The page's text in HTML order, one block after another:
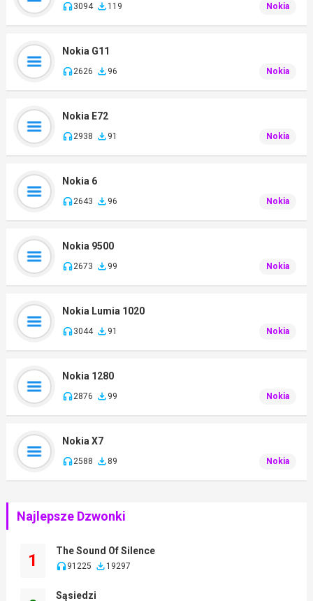
3094 119 Nokia
Nokia G11
2626 96 Nokia
Nokia E72
2938 91 Nokia
Nokia 6
2643 96 Nokia
Nokia 9500
2673 99 Nokia
Nokia Lumia 1020
3044 91 Nokia
Nokia 1280
2876 99 Nokia
Nokia X7
2588 89 Nokia
Najlepsze Dzwonki
1
The Sound Of Silence
91225 19297
Sąsiedzi